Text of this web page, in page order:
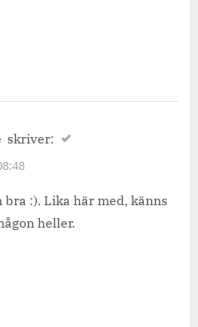
skriver:
:). Lika här med, känns
heller.